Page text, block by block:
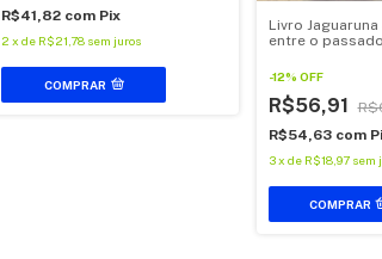
R$41,82 com Pix
2 xde R$21,78 sem juros
COMPRAR
Livro
entre o
-12% OFF
R$56,91
R$54,63 com
3 x de R$18,97 sem